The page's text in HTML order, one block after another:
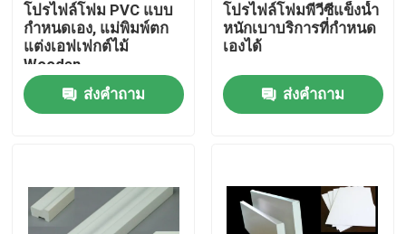
สินค้า
โปรไฟล์โฟม PVC แบบ
กำหนดเอง, แม่พิมพ์ตก
แต่งเอฟเฟกต์ไม้
Wooden
ส่งคำถาม
โปรไฟล์โฟมพีวีซีแข็งน้ำ
หนักเบาบริการที่กำหนด
เองได้
ส่งคำถาม